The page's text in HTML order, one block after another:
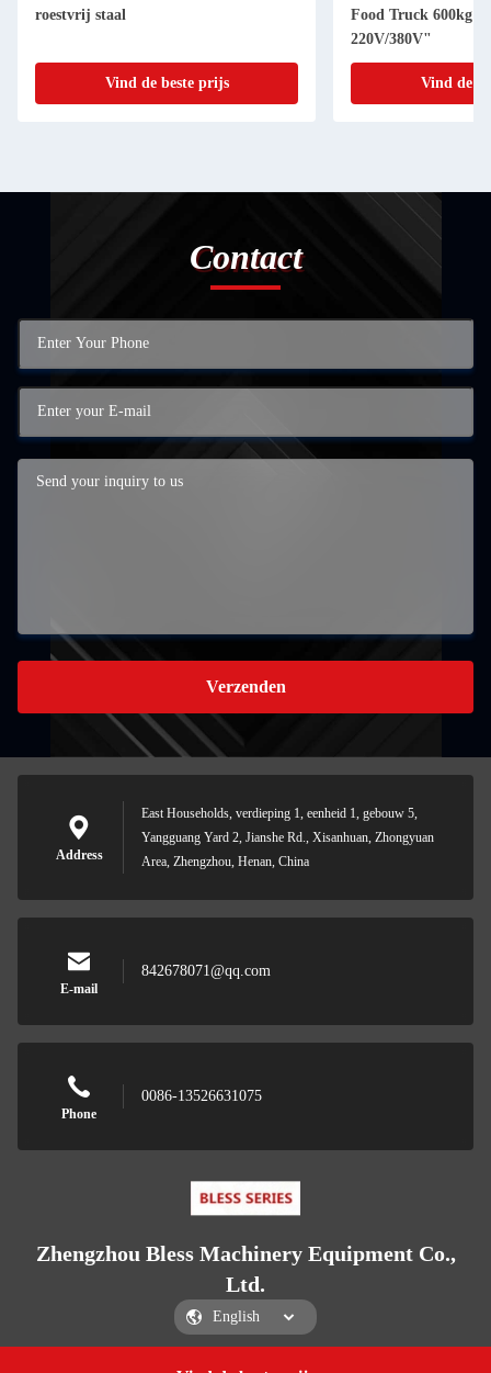
roestvrij staal
Vind de beste prijs
Food Truck 600kg
220V/380V"
Vind de
Contact
Verzenden
Address
East Households, verdieping 1, eenheid 1, gebouw 5,
Yangguang Yard 2, Jianshe Rd., Xisanhuan, Zhongyuan
Area, Zhengzhou, Henan, China
E-mail
842678071@qq.com
Phone
0086-13526631075
Zhengzhou Bless Machinery Equipment Co.,
Ltd.